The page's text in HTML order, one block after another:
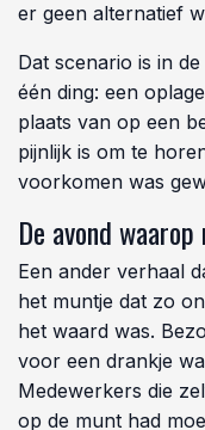
er geen alternatief
Dat scenario is in
één ding: een
plaats van op een
pijnlijk is om te
voorkomen was
De avond
Een ander verhaal
het muntje dat zo
het waard was.
voor een drankje
Medewerkers die
op de munt had